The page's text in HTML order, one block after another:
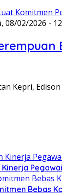
08/02/2026 -
Kepri,
Pegawai
Bebas